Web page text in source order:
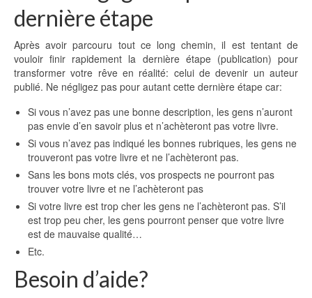
dernière étape
Après avoir parcouru tout ce long chemin, il est tentant de
vouloir finir rapidement la dernière étape (publication) pour
transformer votre rêve en réalité: celui de devenir un auteur
publié. Ne négligez pas pour autant cette dernière étape car:
Si vous n’avez pas une bonne description, les gens n’auront
pas envie d’en savoir plus et n’achèteront pas votre livre.
Si vous n’avez pas indiqué les bonnes rubriques, les gens ne
trouveront pas votre livre et ne l’achèteront pas.
Sans les bons mots clés, vos prospects ne pourront pas
trouver votre livre et ne l’achèteront pas
Si votre livre est trop cher les gens ne l’achèteront pas. S’il
est trop peu cher, les gens pourront penser que votre livre
est de mauvaise qualité…
Etc.
Besoin d’aide?